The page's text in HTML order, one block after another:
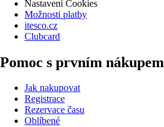
Nastavení Cookies
Možnosti platby
itesco.cz
Clubcard
Pomoc s prvním nákupem
Jak nakupovat
Registrace
Rezervace času
Oblíbené